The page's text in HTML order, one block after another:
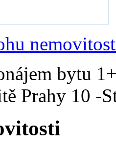
bytu
Prahy 10 -